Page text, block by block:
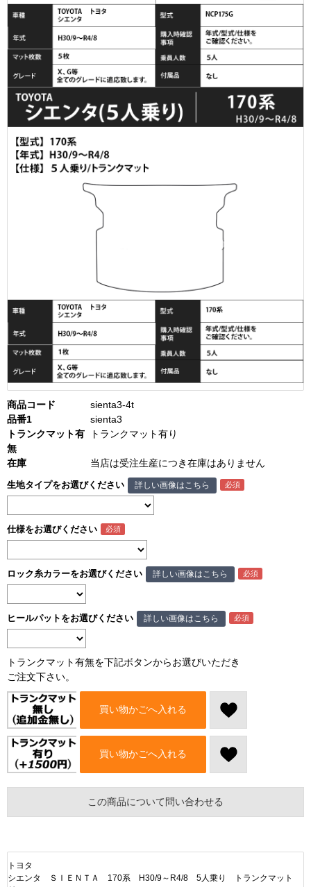
商品コード
sienta3-4t
品番1
sienta3
トランクマット有
無
トランクマット有り
在庫 当店は受注生産につき在庫はありません
トランクマット有無を下記ボタンからお選びいただき
ご注文下さい。
生地タイプをお選びください 詳しい画像はこちら
仕様をお選びください
ロック糸カラーをお選びください 詳しい画像はこちら
ヒールパットをお選びください 詳しい画像はこちら
買い物かごへ入れる
買い物かごへ入れる
この商品について問い合わせる
トヨタ
シエンタ ＳＩＥＮＴＡ 170系 H30/9～R4/8 5人乗り トランクマット